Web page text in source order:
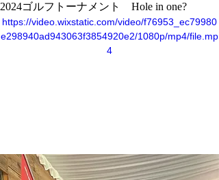
2024ゴルフトーナメント　Hole in one?
https://video.wixstatic.com/video/f76953_ec79980
e298940ad943063f3854920e2/1080p/mp4/file.mp
4